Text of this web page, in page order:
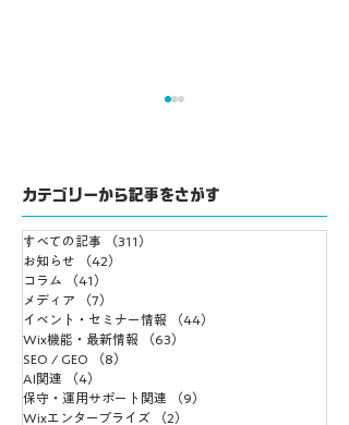
Wix Meetups Tokyo
リアルオフ会開催決
定！
カテゴリーから記事をさがす
すべての記事 （311）
お知らせ
（42）
コラム
（41）
メディア
（7）
イベント・セミナー情報
（44）
Wix機能・最新情報
（63）
SEO / GEO
（8）
AI関連
（4）
保守・運用サポート関連
（9）
Wixエンタープライズ
（2）